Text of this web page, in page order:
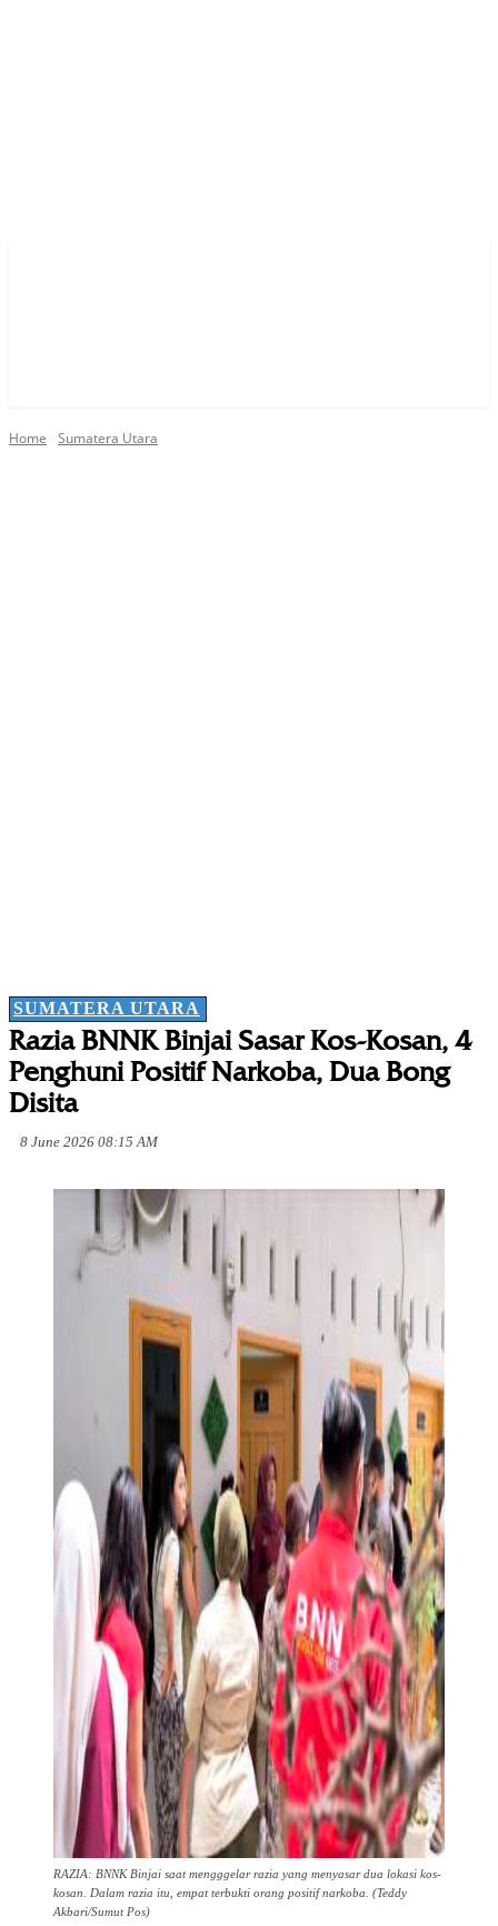
Home Sumatera Utara
SUMATERA UTARA
Razia BNNK Binjai Sasar Kos-Kosan, 4
Penghuni Positif Narkoba, Dua Bong
Disita
8 June 2026 08:15 AM
RAZIA: BNNK Binjai saat mengggelar razia yang menyasar dua lokasi kos-
kosan. Dalam razia itu, empat terbukti orang positif narkoba. (Teddy
Akbari/Sumut Pos)